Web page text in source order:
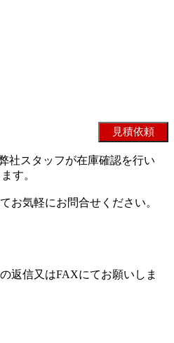
社スタッフが在庫確認を行い
す。
お気軽にお問合せください。
返信又はFAXにてお願いしま